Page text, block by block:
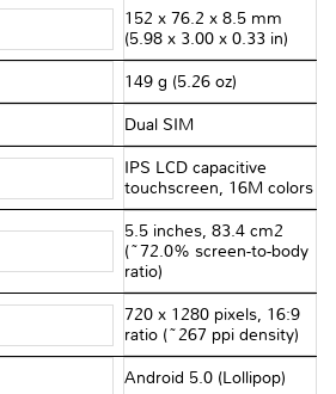
152 x 76.2 x 8.5 mm
(5.98 x 3.00 x 0.33 in)
149 g (5.26 oz)
Dual SIM
IPS LCD capacitive
touchscreen, 16M colors
5.5 inches, 83.4 cm2
(~72.0% screen-to-body
ratio)
720 x 1280 pixels, 16:9
ratio (~267 ppi density)
Android 5.0 (Lollipop)